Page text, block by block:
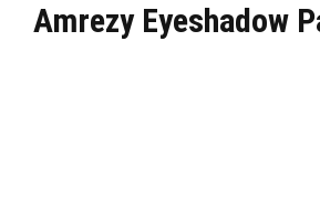
Amrezy Eyeshadow